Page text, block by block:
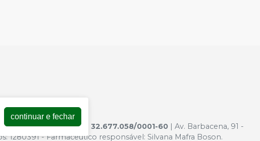
ODONT. LTDA 32.677.058/0001-60 | Av. Barbacena, 91 -
- Farmacêutico responsável: Silvana Mafra Boson.
continuar e fechar